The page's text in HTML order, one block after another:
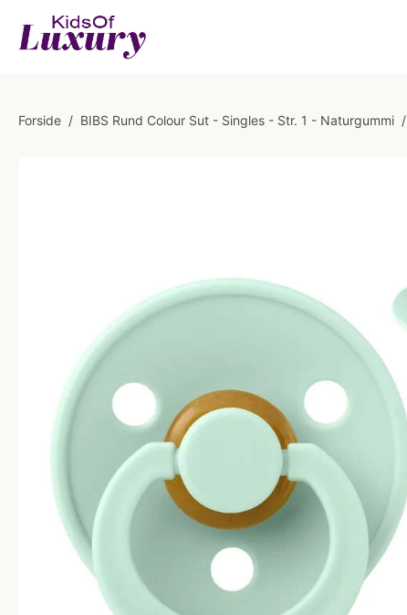
Forside / BIBS Rund Colour Sut - Singles - Str. 1 - Naturgummi /